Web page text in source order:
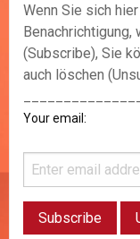
Wenn Sie sich
(Subscribe), Sie
auch löschen
Your email: